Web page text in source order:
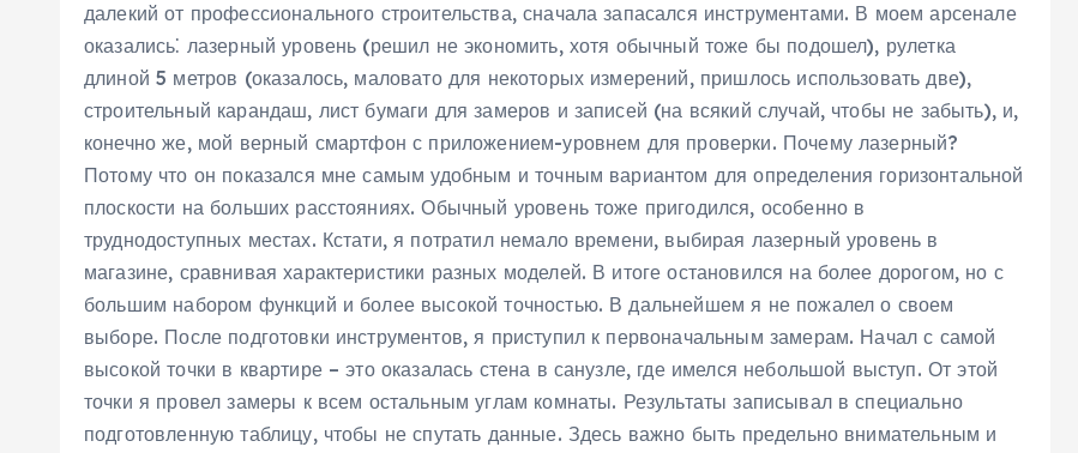
далекий от профессионального строительства, сначала запасался инструментами. В моем арсенале
оказались⁚ лазерный уровень (решил не экономить, хотя обычный тоже бы подошел), рулетка
длиной 5 метров (оказалось, маловато для некоторых измерений, пришлось использовать две),
строительный карандаш, лист бумаги для замеров и записей (на всякий случай, чтобы не забыть), и,
конечно же, мой верный смартфон с приложением-уровнем для проверки. Почему лазерный?
Потому что он показался мне самым удобным и точным вариантом для определения горизонтальной
плоскости на больших расстояниях. Обычный уровень тоже пригодился, особенно в
труднодоступных местах. Кстати, я потратил немало времени, выбирая лазерный уровень в
магазине, сравнивая характеристики разных моделей. В итоге остановился на более дорогом, но с
большим набором функций и более высокой точностью. В дальнейшем я не пожалел о своем
выборе. После подготовки инструментов, я приступил к первоначальным замерам. Начал с самой
высокой точки в квартире – это оказалась стена в санузле, где имелся небольшой выступ. От этой
точки я провел замеры к всем остальным углам комнаты. Результаты записывал в специально
подготовленную таблицу, чтобы не спутать данные. Здесь важно быть предельно внимательным и